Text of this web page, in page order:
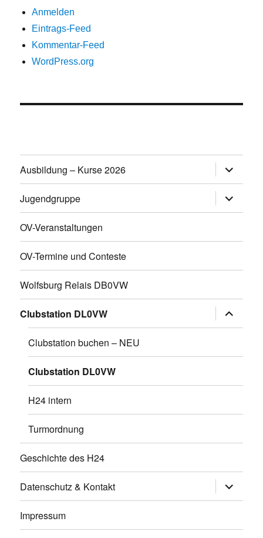
Anmelden
Eintrags-Feed
Kommentar-Feed
WordPress.org
Ausbildung – Kurse 2026
öffnen
Jugendgruppe
öffnen
OV-Veranstaltungen
OV-Termine und Conteste
Wolfsburg Relais DB0VW
Clubstation DL0VW
öffnen
Clubstation buchen – NEU
Clubstation DL0VW
H24 intern
Turmordnung
Geschichte des H24
Datenschutz & Kontakt
öffnen
Impressum